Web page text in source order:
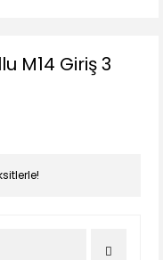
M14 Giriş 3